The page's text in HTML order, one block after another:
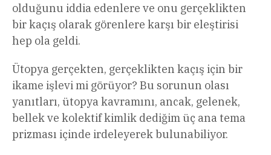
olduğunu iddia edenlere ve onu gerçeklikten
bir kaçış olarak görenlere karşı bir eleştirisi
hep ola geldi.
Ütopya gerçekten, gerçeklikten kaçış için bir
ikame işlevi mi görüyor? Bu sorunun olası
yanıtları, ütopya kavramını, ancak, gelenek,
bellek ve kolektif kimlik dediğim üç ana tema
prizması içinde irdeleyerek bulunabiliyor.